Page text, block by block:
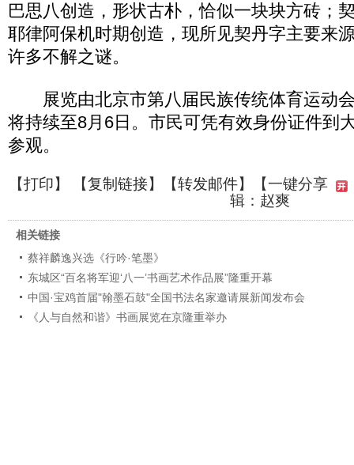
巴思八创造，形状古朴，恰似一块块方砖；
耶律阿保机时期创造，现所见契丹字主要来
许多不解之谜。
展览由北京市第八届民族传统体育运动
将持续至8月6日。市民可凭有效身份证件到
参观。
【打印】 【复制链接】【转发邮件】
【一键分享
辑：赵爽
相关链接
蔡祥麟逸兴选《行吟·笔墨》
东城区“百名将军迎‘八一’书画艺术作品展”隆重开幕
中国·宝鸡首届"翰墨石鼓"全国书法名家邀请展新闻发布会
《人与自然和谐》书画展览在京隆重举办